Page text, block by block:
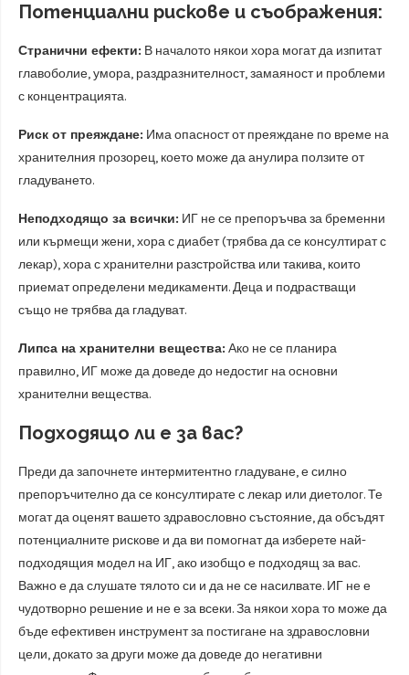
Потенциални рискове и съображения:
Странични ефекти: В началото някои хора могат да изпитат
главоболие, умора, раздразнителност, замаяност и проблеми
с концентрацията.
Риск от преяждане: Има опасност от преяждане по време на
хранителния прозорец, което може да анулира ползите от
гладуването.
Неподходящо за всички: ИГ не се препоръчва за бременни
или кърмещи жени, хора с диабет (трябва да се консултират с
лекар), хора с хранителни разстройства или такива, които
приемат определени медикаменти. Деца и подрастващи
също не трябва да гладуват.
Липса на хранителни вещества: Ако не се планира
правилно, ИГ може да доведе до недостиг на основни
хранителни вещества.
Подходящо ли е за вас?
Преди да започнете интермитентно гладуване, е силно
препоръчително да се консултирате с лекар или диетолог. Те
могат да оценят вашето здравословно състояние, да обсъдят
потенциалните рискове и да ви помогнат да изберете най-
подходящия модел на ИГ, ако изобщо е подходящ за вас.
Важно е да слушате тялото си и да не се насилвате. ИГ не е
чудотворно решение и не е за всеки. За някои хора то може да
бъде ефективен инструмент за постигане на здравословни
цели, докато за други може да доведе до негативни